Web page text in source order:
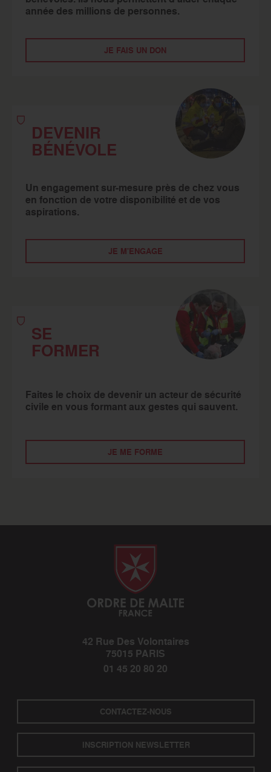
année des millions de personnes.
JE FAIS UN DON
DEVENIR
BÉNÉVOLE
Un engagement sur-mesure près de chez vous
en fonction de votre disponibilité et de vos
aspirations.
JE M'ENGAGE
SE
FORMER
Faites le choix de devenir un acteur de sécurité
civile en vous formant aux gestes qui sauvent.
JE ME FORME
42 Rue Des Volontaires
75015 PARIS
01 45 20 80 20
CONTACTEZ-NOUS
INSCRIPTION NEWSLETTER